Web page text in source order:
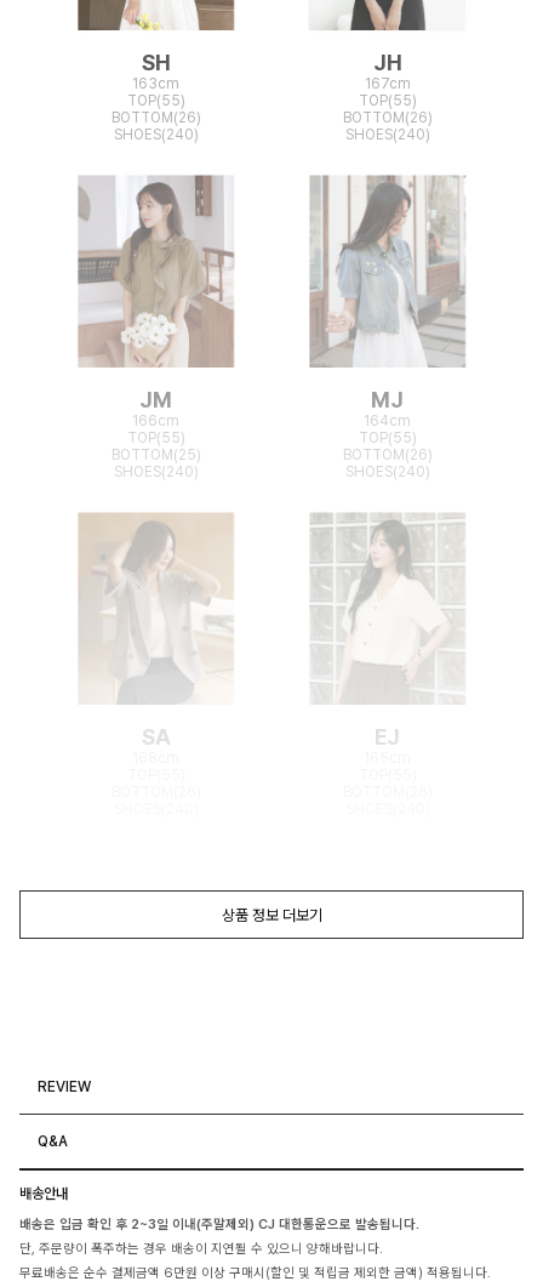
SH
163cm
TOP(55)
BOTTOM(26)
SHOES(240)
JH
167cm
TOP(55)
BOTTOM(26)
SHOES(240)
JM
166cm
TOP(55)
BOTTOM(25)
SHOES(240)
MJ
164cm
TOP(55)
BOTTOM(26)
SHOES(240)
SA EJ
상품 정보 더보기
REVIEW
Q&A
배송안내
배송은 입금 확인 후 2~3일 이내(주말제외) CJ 대한통운으로 발송됩니다.
단, 주문량이 폭주하는 경우 배송이 지연될 수 있으니 양해바랍니다.
무료배송은 순수 결제금액 6만원 이상 구매시(할인 및 적립금 제외한 금액) 적용됩니다.